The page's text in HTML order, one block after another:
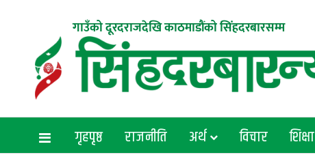
गाउँको दूरदराजदेखि काठमाडौंको सिंहदरबारसम्म
गृहपृष्ठ राजनीति अर्थ विचार शिक्षा